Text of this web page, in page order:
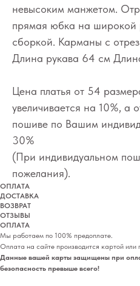
невысоким манжетом.
прямая юбка на широкой
сборкой. Карманы с
Длина рукава 64 см
Цена платья от 54
увеличивается на 10%, а
пошиве по Вашим
30%
(При индивидуальном
пожелания).
ОПЛАТА
ДОСТАВКА
ВОЗВРАТ
ОТЗЫВЫ
ОПЛАТА
Мы работаем по 100% предоплате.
Оплата на сайте производится картой
Данные вашей карты защищены при
безопасность превыше всего!